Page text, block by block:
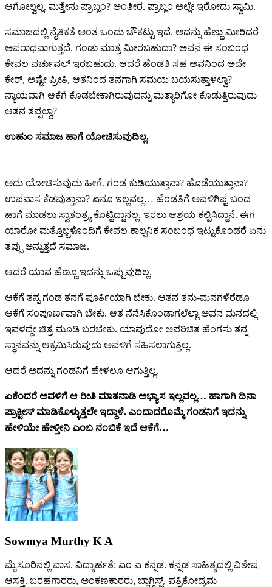
ಆಗೋಲ್ವಲ್ಲ. ಮತ್ತೇನು ಪ್ರಾಬ್ಲಂ? ಅಂತೀರ. ಪ್ರಾಬ್ಲಂ ಅಲ್ಲೇ ಇರೋದು ಸ್ವಾಮಿ.
ಸಮಾಜದಲ್ಲಿ ನೈತಿಕತೆ ಅಂತ ಒಂದು ಚೌಕಟ್ಟು ಇದೆ. ಅದನ್ನು ಹೆಣ್ಣು ಮೀರಿದರೆ
ಅಪರಾಧವಾಗುತ್ತದೆ. ಗಂಡು ಮಾತ್ರ ಮೀರಬಹುದಾ? ಅವನ ಈ ಸಂಬಂಧ
ಕೇವಲ ವರ್ಚುವಲ್ ಇರಬಹುದು. ಆದರೆ ಹೆಂಡತಿ ಸಹ ಅವನಿಂದ ಅದೇ
ಕೇರ್, ಅಷ್ಟೇ ಪ್ರೀತಿ, ಆತನಿಂದ ತನಗಾಗಿ ಸಮಯ ಬಯಸುತ್ತಾಳಲ್ವಾ?
ನ್ಯಾಯವಾಗಿ ಆಕೆಗೆ ಕೊಡಬೇಕಾಗಿರುವುದನ್ನು ಮತ್ಯಾರಿಗೋ ಕೊಡುತ್ತಿರುವುದು
ಆತನ ತಪ್ಪಲ್ವಾ?
ಉಹುಂ ಸಮಾಜ ಹಾಗೆ ಯೋಚಿಸುವುದಿಲ್ಲ.
ಅದು ಯೋಚಿಸುವುದು ಹೀಗೆ. ಗಂಡ ಕುಡಿಯುತ್ತಾನಾ? ಹೊಡೆಯುತ್ತಾನಾ?
ಉಪವಾಸ ಕೆಡವುತ್ತಾನಾ? ಏನೂ ಇಲ್ಲವಲ್ಲ… ಹೆಂಡತಿಗೆ ಅವಳಿಗಿಷ್ಟ ಬಂದ
ಹಾಗೆ ಮಾಡಲು ಸ್ವಾತಂತ್ರ್ಯ ಕೊಟ್ಟಿದ್ದಾನಲ್ಲ. ಇರಲು ಆಶ್ರಯ ಕಲ್ಪಿಸಿದ್ದಾನೆ. ಈಗ
ಯಾರೋ ಮತ್ತೊಬ್ಬಳೊಂದಿಗೆ ಕೇವಲ ಕಾಲ್ಪನಿಕ ಸಂಬಂಧ ಇಟ್ಟುಕೊಂಡರೆ ಏನು
ತಪ್ಪು ಅನ್ನುತ್ತದೆ ಸಮಾಜ.
ಆದರೆ ಯಾವ ಹೆಣ್ಣೂ ಇದನ್ನು ಒಪ್ಪುವುದಿಲ್ಲ.
ಆಕೆಗೆ ತನ್ನ ಗಂಡ ತನಗೆ ಪೂರ್ತಿಯಾಗಿ ಬೇಕು. ಆತನ ತನು-ಮನಗಳೆರೆಡೂ
ಆಕೆಗೆ ಸಂಪೂರ್ಣವಾಗಿ ಬೇಕು. ಆತ ನೆನೆಸಿಕೊಂಡಾಗಲೆಲ್ಲಾ ಅವನ ಮನದಲ್ಲಿ
ಇವಳದ್ದೇ ಚಿತ್ರ ಮೂಡಿ ಬರಬೇಕು. ಯಾವುದೋ ಅಪರಿಚಿತ ಹೆಂಗಸು ತನ್ನ
ಸ್ಥಾನವನ್ನು ಆಕ್ರಮಿಸಿರುವುದು ಅವಳಿಗೆ ಸಹಿಸಲಾಗುತ್ತಿಲ್ಲ.
ಆದರೆ ಅದನ್ನು ಗಂಡನಿಗೆ ಹೇಳಲೂ ಆಗುತ್ತಿಲ್ಲ.
ಏಕೆಂದರೆ ಅವಳಿಗೆ ಆ ರೀತಿ ಮಾತನಾಡಿ ಅಭ್ಯಾಸ ಇಲ್ಲವಲ್ಲ… ಹಾಗಾಗಿ ದಿನಾ
ಪ್ರಾಕ್ಟೀಸ್ ಮಾಡಿಕೊಳ್ಳುತ್ತಲೇ ಇದ್ದಾಳೆ. ಎಂದಾದರೊಮ್ಮೆ ಗಂಡನಿಗೆ ಇದನ್ನು
ಹೇಳಿಯೇ ಹೇಳ್ತೀನಿ ಎಂಬ ನಂಬಿಕೆ ಇದೆ ಆಕೆಗೆ‌‌…
Sowmya Murthy K A
ಮೈಸೂರಿನಲ್ಲಿ ವಾಸ. ವಿದ್ಯಾರ್ಹತೆ: ಎಂ ಎ ಕನ್ನಡ. ಕನ್ನಡ ಸಾಹಿತ್ಯದಲ್ಲಿ ವಿಶೇಷ
ಆಸಕ್ತಿ. ಬರಹಗಾರರು, ಅಂಕಣಕಾರರು, ಬ್ಲಾಗ್ಗಿಸ್ಟ್, ಪತ್ರಿಕೋದ್ಯಮ